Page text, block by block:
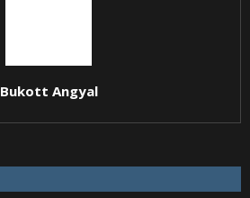
Bukott Angyal